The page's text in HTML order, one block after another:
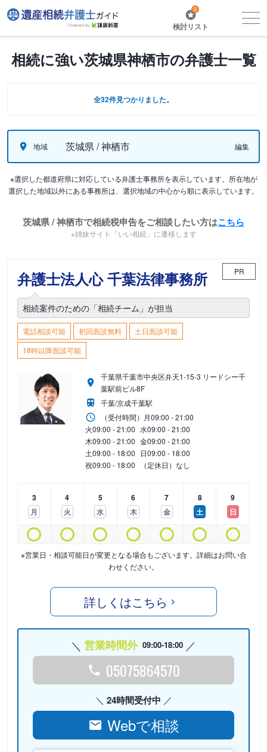
0
検討リスト
相続に強い茨城県神栖市の弁護士一覧
全32件見つかりました。
地域 茨城県 / 神栖市 編集
※選択した都道府県に対応している弁護士事務所を表示しています。所在地が
選択した地域以外にある事務所は、選択地域の中心から順に表示しています。
茨城県 / 神栖市で相続税申告をご相談したい方はこちら
※姉妹サイト「いい相続」に遷移します
弁護士法人心 千葉法律事務所 PR
相続案件のための「相続チーム」が担当
電話相談可能 初回面談無料
土日面談可能
18時以降面談可能
千葉県千葉市中央区弁天1-15-3 リードシー千
葉駅前ビル8F
千葉/京成千葉駅
（受付時間） 月09:00 - 21:00
火09:00 - 21:00 水09:00 - 21:00
木09:00 - 21:00 金09:00 - 21:00
土09:00 - 18:00 日09:00 - 18:00
祝09:00 - 18:00 （定休日）なし
3
月
4
火
5
水
6
木
7
金
8
土
9
日
※営業日・相談可能日が変更となる場合もございます。詳細はお問い合
わせください。
詳しくはこちら
営業時間外 09:00-18:00
05075864570
24時間受付中
Webで相談